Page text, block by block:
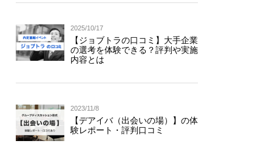
2025/10/17
【ジョブトラの口コミ】大手企業
の選考を体験できる？評判や実施
内容とは
2023/11/8
【デアイバ（出会いの場）】の体
験レポート・評判口コミ